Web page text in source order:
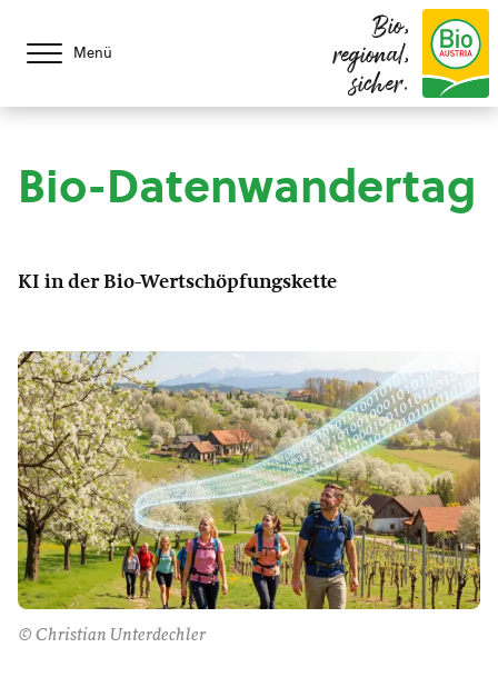
Menü
Bio,
regional,
sicher.
Bio-Datenwandertag
KI in der Bio-Wertschöpfungskette
© Christian Unterdechler